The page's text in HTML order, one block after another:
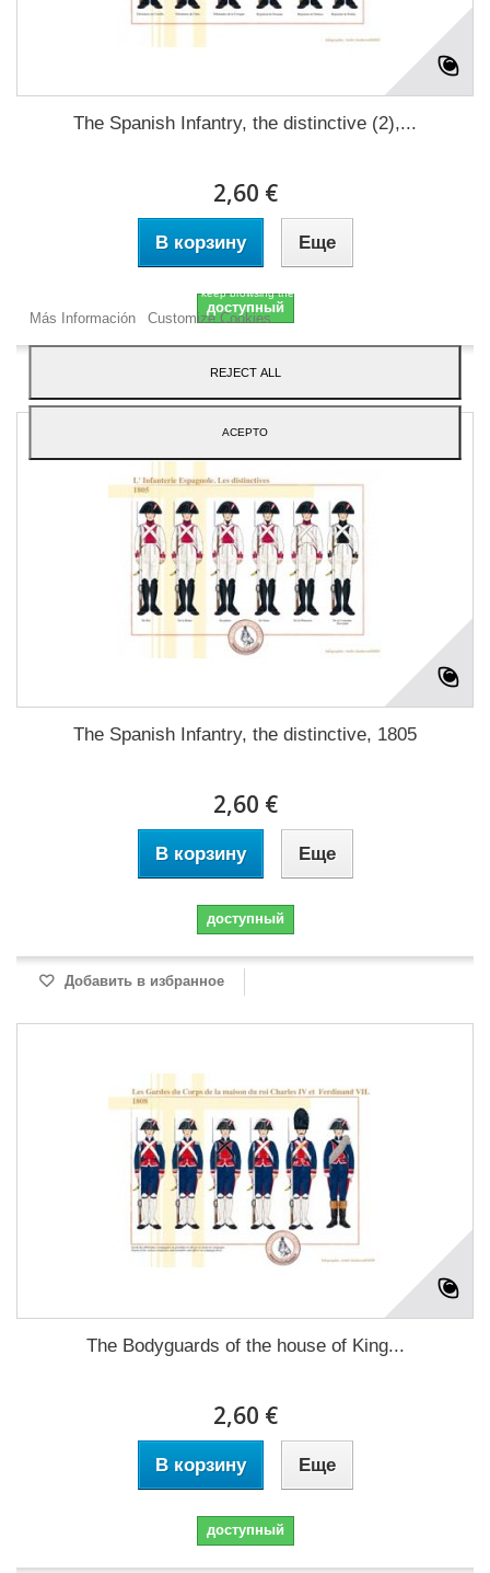
The Spanish Infantry, the distinctive (2),...
2,60 €
В корзину Еще
доступный
Добавить в избранное
The Spanish Infantry, the distinctive, 1805
2,60 €
В корзину Еще
доступный
Добавить в избранное
The Bodyguards of the house of King...
2,60 €
В корзину Еще
доступный
you are accepting their use if you keep browsing the website.
Más Información Customize Cookies
REJECT ALL
ACEPTO